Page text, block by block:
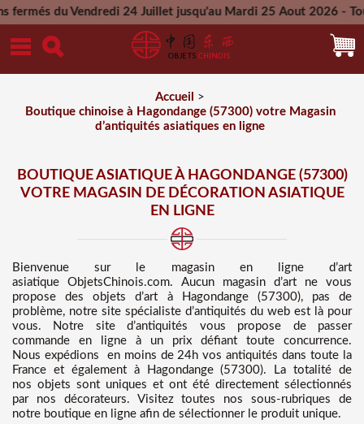
Vendredi 24 Juillet jusqu'au Mardi 25 Aout 2026 - Toutes les
Mercredi 26 Aout 2026
Accueil
>
Boutique chinoise à Hagondange (57300) votre Magasin
d’antiquités asiatiques en ligne
BOUTIQUE ASIATIQUE À HAGONDANGE (57300)
VOTRE MAGASIN DE DÉCORATION ASIATIQUE
EN LIGNE
Bienvenue sur
le magasin en ligne d’art
asiatique ObjetsChinois.com. Aucun magasin d’art ne vous
propose desobjets d’art à Hagondange (57300), pas de
problème, notre site spécialiste d’antiquités du web est là pour
vous. Notre site d’antiquités vous propose de passer
commande en ligne à un prix défiant toute concurrence.
Nous expédions en moins de 24h vos antiquités dans toute la
France et également à Hagondange (57300). La totalité de
nos objets sont uniques et ont été directement sélectionnés
par nos décorateurs. Visitez toutes nos sous-rubriques de
notre boutique en ligne afin de sélectionner le produit unique.